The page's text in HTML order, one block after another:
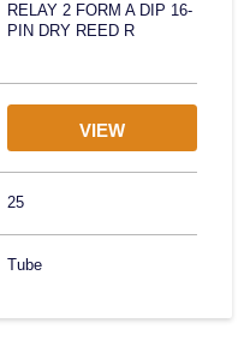
RELAY 2 FORM A DIP 16-
PIN DRY REED R
VIEW
25
Tube